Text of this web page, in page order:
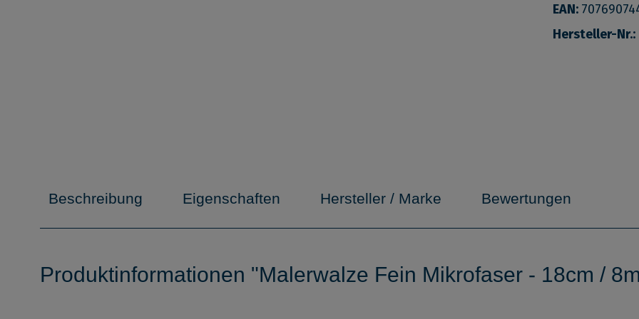
EAN:
Hersteller-Nr.:
Beschreibung Eigenschaften Hersteller / Marke Bewertungen
Produktinformationen "Malerwalze Fein Mikrofaser - 18cm /